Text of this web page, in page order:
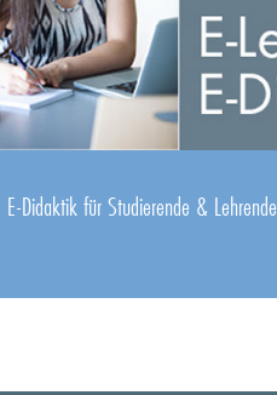
E-Didaktik für Studierende & Lehrende